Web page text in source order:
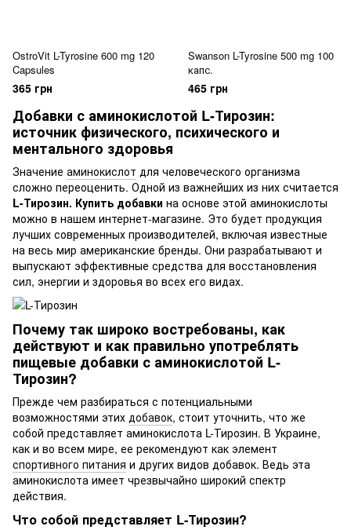
OstroVit L-Tyrosine 600 mg 120
Capsules
365 грн
Swanson L-Tyrosine 500 mg 100
капс.
465 грн
Добавки с аминокислотой L-Тирозин:
источник физического, психического и
ментального здоровья
Значение аминокислот для человеческого организма
сложно переоценить. Одной из важнейших из них считается
L-Тирозин. Купить добавки на основе этой аминокислоты
можно в нашем интернет-магазине. Это будет продукция
лучших современных производителей, включая известные
на весь мир американские бренды. Они разрабатывают и
выпускают эффективные средства для восстановления
сил, энергии и здоровья во всех его видах.
Почему так широко востребованы, как
действуют и как правильно употреблять
пищевые добавки с аминокислотой L-
Тирозин?
Прежде чем разбираться с потенциальными
возможностями этих добавок, стоит уточнить, что же
собой представляет аминокислота L-Тирозин. В Украине,
как и во всем мире, ее рекомендуют как элемент
спортивного питания и других видов добавок. Ведь эта
аминокислота имеет чрезвычайно широкий спектр
действия.
Что собой представляет L-Тирозин?